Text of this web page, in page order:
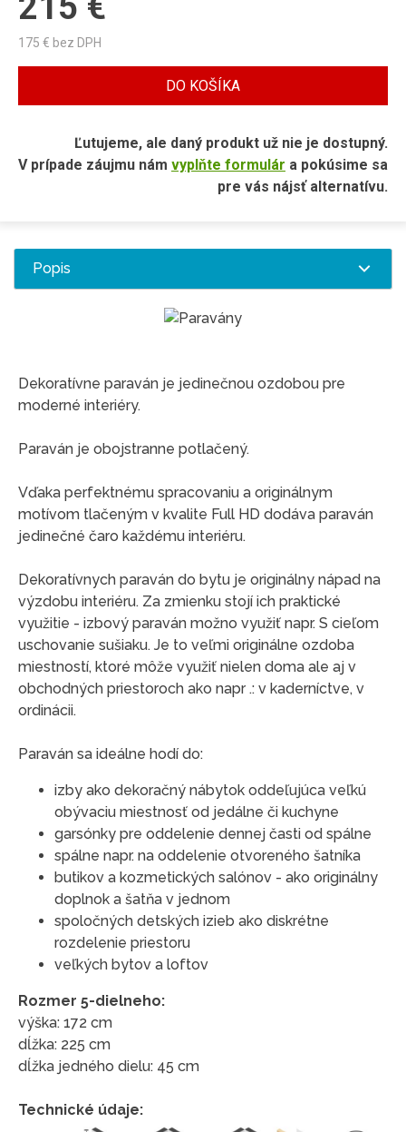
175 € bez DPH
DO KOŠÍKA
Ľutujeme, ale daný produkt už nie je dostupný.
V prípade záujmu nám vyplňte formulár a pokúsime sa
pre vás nájsť alternatívu.
Popis
Dekoratívne paraván je jedinečnou ozdobou pre
moderné interiéry.
Paraván je obojstranne potlačený.
Vďaka perfektnému spracovaniu a originálnym
motívom tlačeným v kvalite Full HD dodáva paraván
jedinečné čaro každému interiéru.
Dekoratívnych paraván do bytu je originálny nápad na
výzdobu interiéru. Za zmienku stojí ich praktické
využitie - izbový paraván možno využiť napr. S cieľom
uschovanie sušiaku. Je to veľmi originálne ozdoba
miestností, ktoré môže využiť nielen doma ale aj v
obchodných priestoroch ako napr .: v kaderníctve, v
ordinácii.
Paraván sa ideálne hodí do:
izby ako dekoračný nábytok oddeľujúca veľkú
obývaciu miestnosť od jedálne či kuchyne
garsónky pre oddelenie dennej časti od spálne
spálne napr. na oddelenie otvoreného šatníka
butikov a kozmetických salónov - ako originálny
doplnok a šatňa v jednom
spoločných detských izieb ako diskrétne
rozdelenie priestoru
veľkých bytov a loftov
Rozmer 5-dielneho:
výška: 172 cm
dĺžka: 225 cm
dĺžka jedného dielu: 45 cm
Technické údaje: